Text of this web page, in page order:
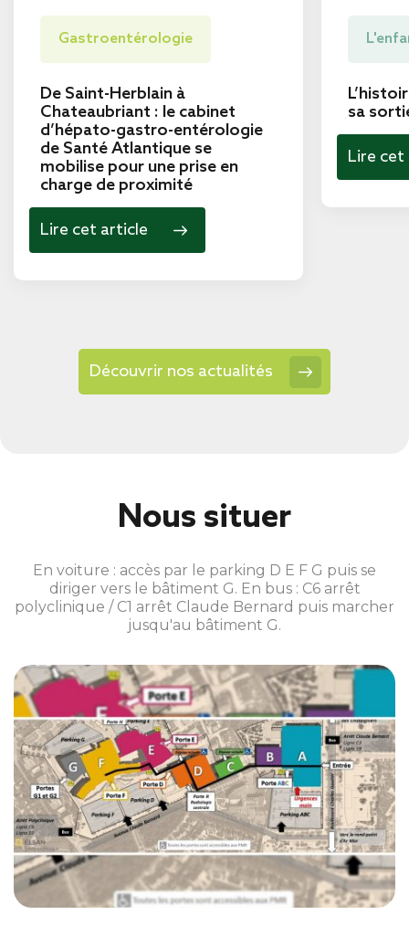
Gastroentérologie
De Saint-Herblain à
Chateaubriant : le cabinet
d’hépato-gastro-entérologie
de Santé Atlantique se
mobilise pour une prise en
charge de proximité
Lire cet article
sa
Lire
Découvrir nos actualités
Nous situer
En voiture : accès par le parking D E F G puis se
diriger vers le bâtiment G. En bus : C6 arrêt
polyclinique / C1 arrêt Claude Bernard puis marcher
jusqu'au bâtiment G.